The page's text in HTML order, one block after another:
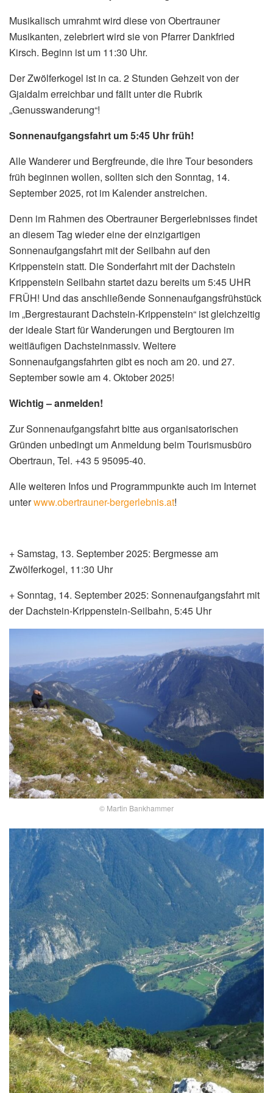
Musikalisch umrahmt wird diese von Obertrauner
Musikanten, zelebriert wird sie von Pfarrer Dankfried
Kirsch. Beginn ist um 11:30 Uhr.
Der Zwölferkogel ist in ca. 2 Stunden Gehzeit von der
Gjaidalm erreichbar und fällt unter die Rubrik
„Genusswanderung“!
Sonnenaufgangsfahrt um 5:45 Uhr früh!
Alle Wanderer und Bergfreunde, die ihre Tour besonders
früh beginnen wollen, sollten sich den Sonntag, 14.
September 2025, rot im Kalender anstreichen.
Denn im Rahmen des Obertrauner Bergerlebnisses findet
an diesem Tag wieder eine der einzigartigen
Sonnenaufgangsfahrt mit der Seilbahn auf den
Krippenstein statt. Die Sonderfahrt mit der Dachstein
Krippenstein Seilbahn startet dazu bereits um 5:45 UHR
FRÜH! Und das anschließende Sonnenaufgangsfrühstück
im „Bergrestaurant Dachstein-Krippenstein“ ist gleichzeitig
der ideale Start für Wanderungen und Bergtouren im
weitläufigen Dachsteinmassiv. Weitere
Sonnenaufgangsfahrten gibt es noch am 20. und 27.
September sowie am 4. Oktober 2025!
Wichtig – anmelden!
Zur Sonnenaufgangsfahrt bitte aus organisatorischen
Gründen unbedingt um Anmeldung beim Tourismusbüro
Obertraun, Tel. +43 5 95095-40.
Alle weiteren Infos und Programmpunkte auch im Internet
unterwww.obertrauner-bergerlebnis.at!
+ Samstag, 13. September 2025: Bergmesse am
Zwölferkogel, 11:30 Uhr
+ Sonntag, 14. September 2025: Sonnenaufgangsfahrt mit
der Dachstein-Krippenstein-Seilbahn, 5:45 Uhr
© Martin Bankhammer